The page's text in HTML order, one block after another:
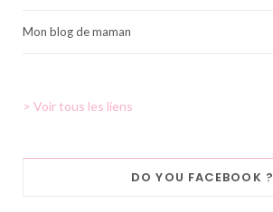
Mon blog de maman
> Voir tous les liens
DO YOU FACEBOOK ?